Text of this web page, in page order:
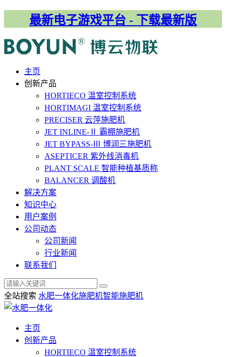
最新电子游戏平台 - 下载最新版
主⻚
创新产品
HORTIECO 温室控制系统
HORTIMAGI 温室控制系统
PRECISER 云萍施肥机
JET INLINE-Ⅱ 霸棚施肥机
JET BYPASS-Ⅲ 博润三施肥机
ASEPTICER 紫外线消毒机
PLANT SCALE 智能种植基质称
BALANCER 调酸机
解决⽅案
知识中心
用户案例
公司动态
公司新闻
行业新闻
联系我们
全站搜索 水肥一体化施肥机智能施肥机
主页
创新产品
HORTIECO 温室控制系统